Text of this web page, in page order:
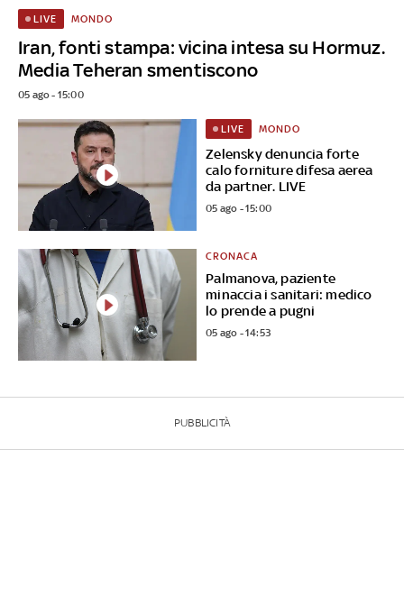
Iran, fonti stampa: vicina intesa su Hormuz.
Media Teheran smentiscono
LIVE MONDO
05 ago - 15:00
Zelensky denuncia forte
calo forniture difesa aerea
da partner. LIVE
LIVE MONDO
05 ago - 15:00
Palmanova, paziente
minaccia i sanitari: medico
lo prende a pugni
CRONACA
05 ago - 14:53
PUBBLICITÀ